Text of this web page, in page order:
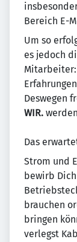
Bereich E-
Um so
es jedoch
Deswegen
WIR.
Das
Strom und
bewirb
brauchen
bringen
verlegst